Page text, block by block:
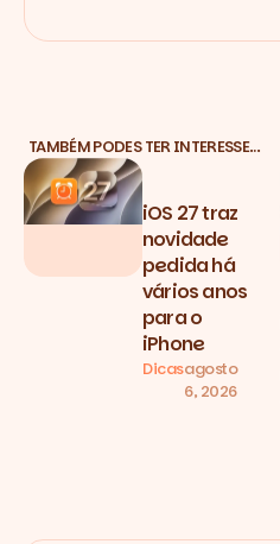
TAMBÉM PODES TER INTERESSE…
iOS 27 traz
novidade
pedida há
vários anos
para o
iPhone
Dicasagosto
6, 2026